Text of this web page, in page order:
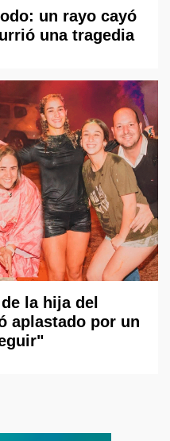
un rayo cayó
una tragedia
la hija del
aplastado por un